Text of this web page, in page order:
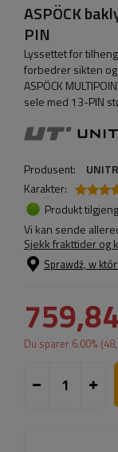
ASPÖCK
PIN
Lyssettet for
forbedrer sikten
ASPÖCK
sele med 13-PIN
Produsent:
Karakter:
Produkt
Vi kan sende
Sjekk frakttider og
Sprawdź, w
Du sparer 6.00% (